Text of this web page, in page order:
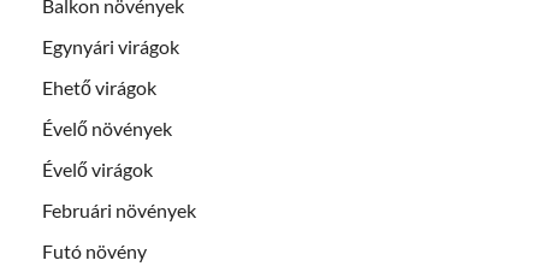
Balkon növények
Egynyári virágok
Ehető virágok
Évelő növények
Évelő virágok
Februári növények
Futó növény